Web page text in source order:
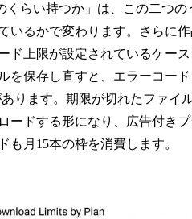
くらい持つか」は、この二つの
いるかで変わります。さらに
ド上限が設定されているケー
を保存し直すと、エラーコード
あります。期限が切れたファイ
ードする形になり、広告付き
も月15本の枠を消費します。